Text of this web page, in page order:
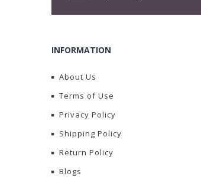
INFORMATION
About Us
Terms of Use
Privacy Policy
Shipping Policy
Return Policy
Blogs